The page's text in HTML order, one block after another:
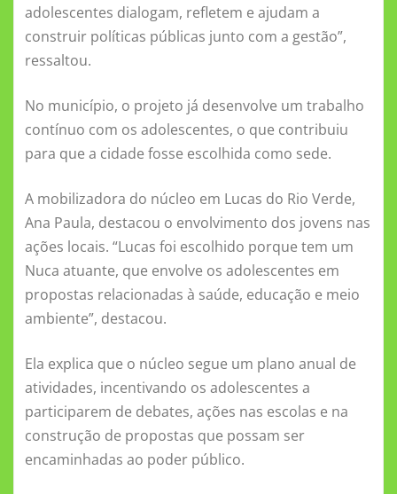
adolescentes dialogam, refletem e ajudam a
construir políticas públicas junto com a gestão”,
ressaltou.
No município, o projeto já desenvolve um trabalho
contínuo com os adolescentes, o que contribuiu
para que a cidade fosse escolhida como sede.
A mobilizadora do núcleo em Lucas do Rio Verde,
Ana Paula, destacou o envolvimento dos jovens nas
ações locais. “Lucas foi escolhido porque tem um
Nuca atuante, que envolve os adolescentes em
propostas relacionadas à saúde, educação e meio
ambiente”, destacou.
Ela explica que o núcleo segue um plano anual de
atividades, incentivando os adolescentes a
participarem de debates, ações nas escolas e na
construção de propostas que possam ser
encaminhadas ao poder público.